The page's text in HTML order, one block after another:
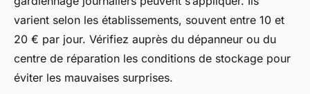
varient selon les établissements, souvent entre 10 et
20 € par jour. Vérifiez auprès du dépanneur ou du
centre de réparation les conditions de stockage pour
éviter les mauvaises surprises.